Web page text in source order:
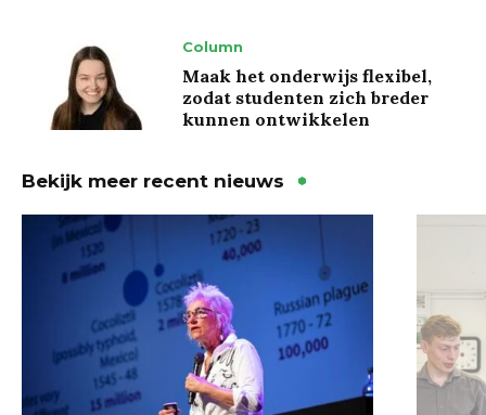
Column
Maak het onderwijs flexibel,
zodat studenten zich breder
kunnen ontwikkelen
Bekijk meer recent nieuws